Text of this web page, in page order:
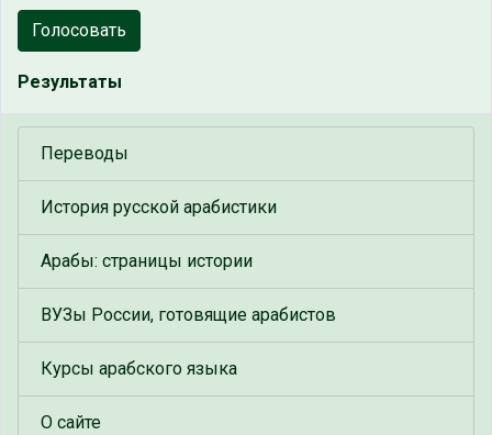
Голосовать
Результаты
Переводы
История русской арабистики
Арабы: страницы истории
ВУЗы России, готовящие арабистов
Курсы арабского языка
О сайте